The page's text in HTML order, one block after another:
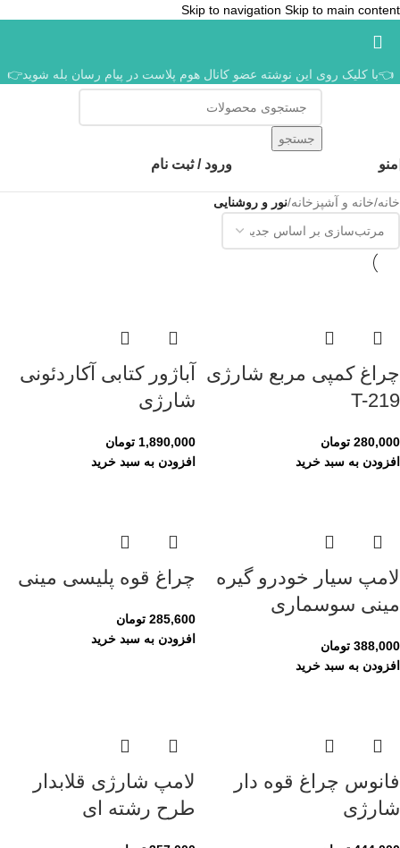
Skip to navigation Skip to main content
👈با کلیک روی این نوشته عضو کانال هوم پلاست در پیام رسان بله شوید👉
جستجو
منو ورود / ثبت نام
خانه/خانه و آشپزخانه/نور و روشنایی
چراغ کمپی مربع شارژی
T-219
280,000 تومان
افزودن به سبد خرید
آباژور کتابی آکاردئونی
شارژی
1,890,000 تومان
افزودن به سبد خرید
لامپ سیار خودرو گیره
مینی سوسماری
388,000 تومان
افزودن به سبد خرید
چراغ قوه پلیسی مینی
285,600 تومان
افزودن به سبد خرید
فانوس چراغ قوه دار
شارژی
لامپ شارژی قلابدار
طرح رشته ای